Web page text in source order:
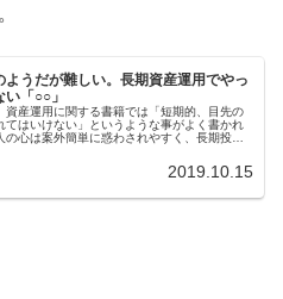
ようだが難しい。長期資産運用でやっ
「○○」
資産運用に関する書籍では「短期的、目先の
てはいけない」というような事がよく書かれ
の心は案外簡単に惑わされやすく、長期投資
2019.10.15